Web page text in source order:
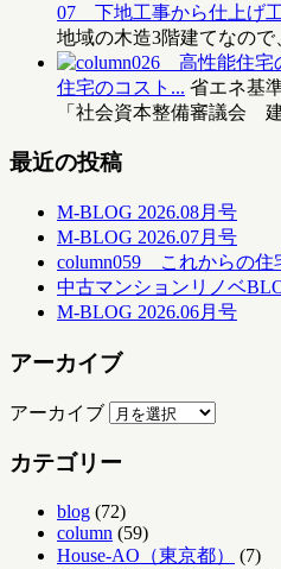
07 下地工事から仕上げ
地域の木造3階建てなの
住宅のコスト... 省エネ基
「社会資本整備審議会
最近の投稿
M-BLOG 2026.08月号
M-BLOG 2026.07月号
column059 これからの住
中古マンションリノベ
M-BLOG 2026.06月号
アーカイブ
アーカイブ
カテゴリー
blog (72)
column (59)
House-AO（東京都）
(7)